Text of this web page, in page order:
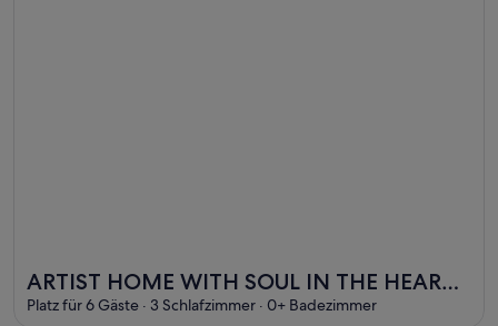
ARTIST HOME WITH SOUL IN THE HEART
OF VESTERBRO
Platz für 6 Gäste · 3 Schlafzimmer · 0+ Badezimmer